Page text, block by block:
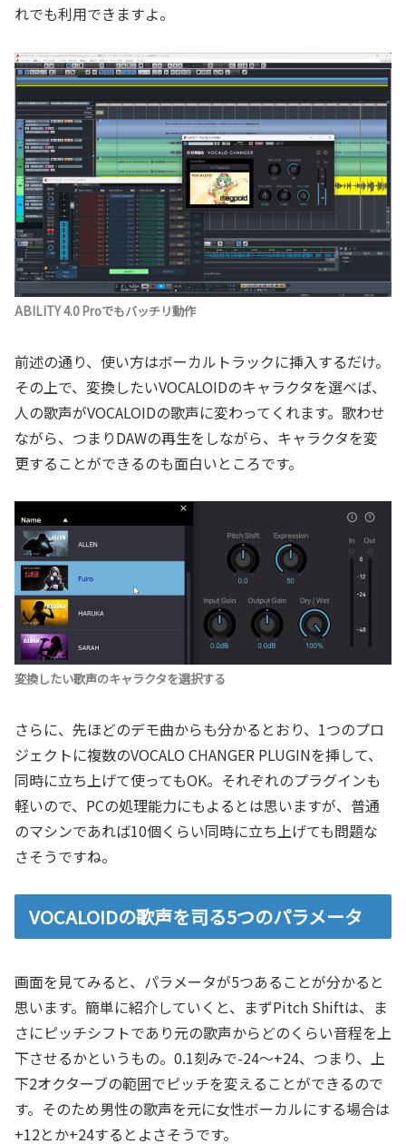
れでも利用できますよ。
ABILITY 4.0 Proでもバッチリ動作
前述の通り、使い方はボーカルトラックに挿入するだけ。
その上で、変換したいVOCALOIDのキャラクタを選べば、
人の歌声がVOCALOIDの歌声に変わってくれます。歌わせ
ながら、つまりDAWの再生をしながら、キャラクタを変
更することができるのも面白いところです。
変換したい歌声のキャラクタを選択する
さらに、先ほどのデモ曲からも分かるとおり、1つのプロ
ジェクトに複数のVOCALO CHANGER PLUGINを挿して、
同時に立ち上げて使ってもOK。それぞれのプラグインも
軽いので、PCの処理能力にもよるとは思いますが、普通
のマシンであれば10個くらい同時に立ち上げても問題な
さそうですね。
VOCALOIDの歌声を司る5つのパラメータ
画面を見てみると、パラメータが5つあることが分かると
思います。簡単に紹介していくと、まずPitch Shiftは、ま
さにピッチシフトであり元の歌声からどのくらい音程を上
下させるかというもの。0.1刻みで-24～+24、つまり、上
下2オクターブの範囲でピッチを変えることができるので
す。そのため男性の歌声を元に女性ボーカルにする場合は
+12とか+24するとよさそうです。